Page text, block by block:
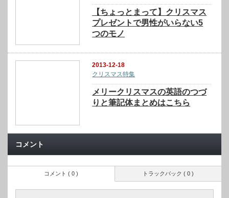
【ちょっとまって】クリスマス
プレゼントで男性がいらない5
つのモノ
2013-12-18
クリスマス特集
メリークリスマスの英語のつづ
りと筆記体まとめはこちら
コメント
トラックバック ( 0 )
コメント ( 0 )